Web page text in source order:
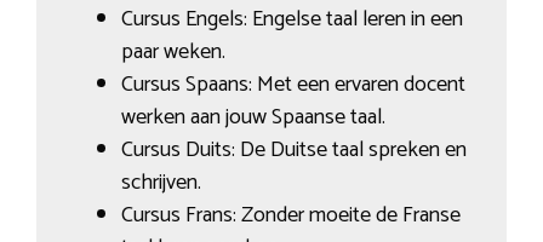
Cursus Engels: Engelse taal leren in een
paar weken.
Cursus Spaans: Met een ervaren docent
werken aan jouw Spaanse taal.
Cursus Duits: De Duitse taal spreken en
schrijven.
Cursus Frans: Zonder moeite de Franse